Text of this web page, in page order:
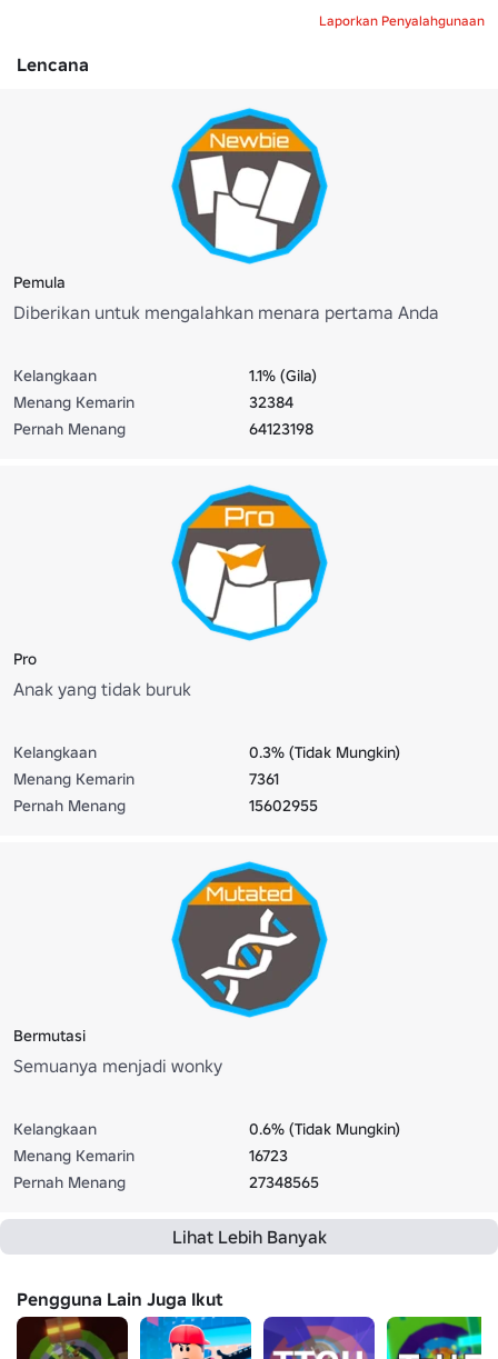
Laporkan Penyalahgunaan
Lencana
Pemula
Diberikan untuk mengalahkan menara pertama Anda
Kelangkaan
1.1% (Gila)
Menang Kemarin
32384
Pernah Menang
64123198
Pro
Anak yang tidak buruk
Kelangkaan
0.3% (Tidak Mungkin)
Menang Kemarin
7361
Pernah Menang
15602955
Bermutasi
Semuanya menjadi wonky
Kelangkaan
0.6% (Tidak Mungkin)
Menang Kemarin
16723
Pernah Menang
27348565
Lihat Lebih Banyak
Pengguna Lain Juga Ikut